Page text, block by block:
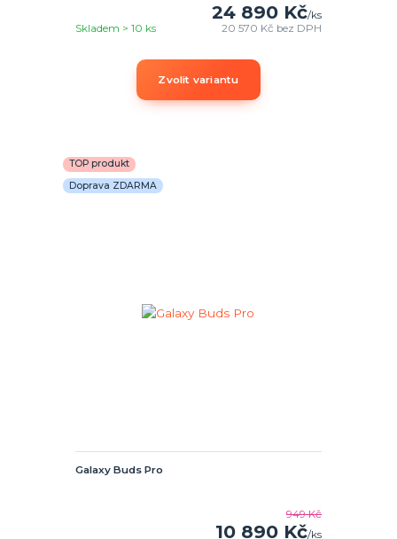
24 890 Kč/ks
20 570 Kč bez DPH
Skladem > 10 ks
Zvolit variantu
TOP produkt
Doprava ZDARMA
Galaxy Buds Pro
949 Kč
10 890 Kč/ks